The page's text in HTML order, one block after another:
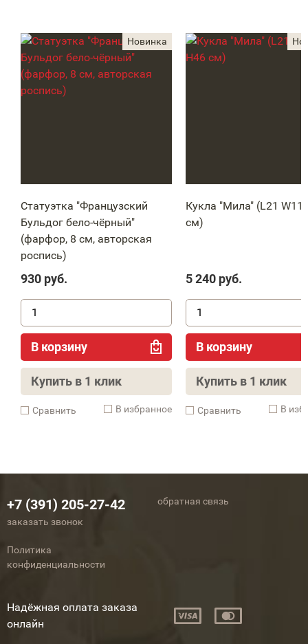
Статуэтка "Французский
Бульдог бело-чёрный"
(фарфор, 8 см, авторская
роспись)
930 руб.
В корзину
Купить в 1 клик
Cравнить В избранное
Кукла "Мила" (L21
см)
5 240 руб.
В корзину
Купить в 1 клик
Cравнить В
+7 (391) 205-27-42
заказать звонок
обратная связь
Политика
конфиденциальности
Надёжная оплата заказа
онлайн